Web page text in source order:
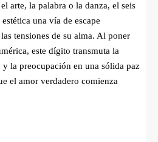
arte, la palabra o la danza, el seis
una vía de escape
tensiones de su alma. Al poner
este dígito transmuta la
la preocupación en una sólida paz
el amor verdadero comienza